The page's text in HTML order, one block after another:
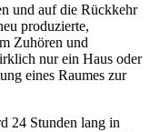
und auf die Rückkehr
produzierte,
Zuhören und
nur ein Haus oder
eines Raumes zur
24 Stunden lang in